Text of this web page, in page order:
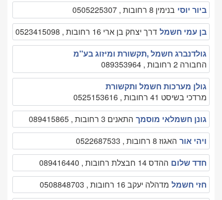
ביור יוסי בנימין 8 רחובות , 0505225307
בן עמי חשמל דרך יצחק בן ארי 16 רחובות , 0523415098
גולדנברג חשמל ,תקשורת ומיזוג בע''מ
החבורה 2 רחובות , 089353964
גולן מערכות חשמל ותקשורת
מרדכי בשיסט 41 רחובות , 0525153616
גונן חשמלאי מוסמך התאנים 3 רחובות , 089415865
ויהי אור האגוז 8 רחובות , 0522687533
חדד שלום ההדס 14 חבצלת רחובות , 089416440
חזי חשמל מדהלה יעקב 16 רחובות , 0508848703